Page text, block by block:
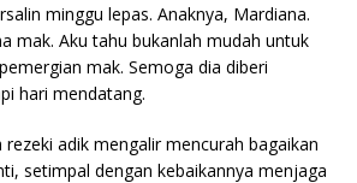
minggu lepas. Anaknya, Mardiana.
mak. Aku tahu bukanlah mudah untuk
mak. Semoga dia diberi
hari mendatang.
adik mengalir mencurah bagaikan
setimpal dengan kebaikannya menjaga